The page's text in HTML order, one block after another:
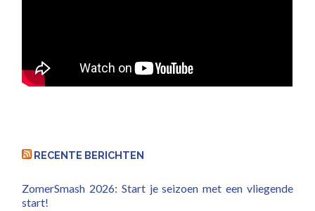
RECENTE BERICHTEN
ZomerSmash 2026: Start je seizoen met een vliegende
start!